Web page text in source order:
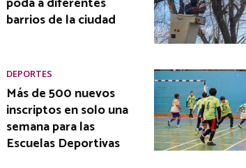
barrios de la ciudad
DEPORTES
Más de 500 nuevos
inscriptos en solo una
semana para las
Escuelas Deportivas